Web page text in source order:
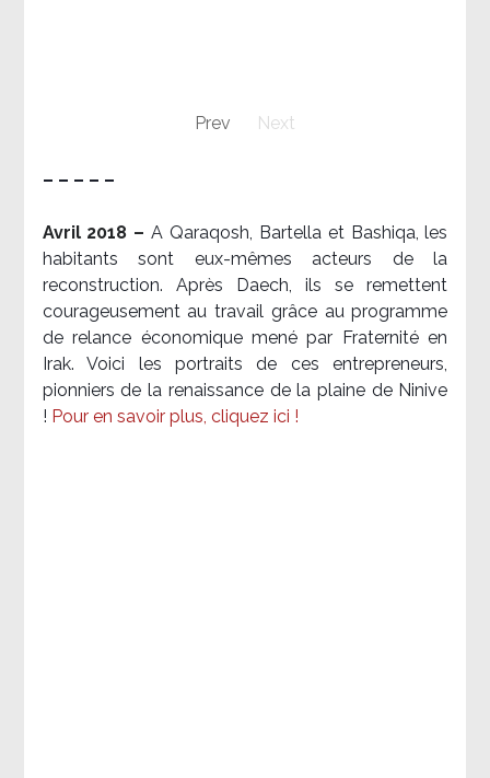
Prev Next
– – – – –
Avril 2018 –A Qaraqosh, Bartella et Bashiqa, les
habitants sont eux-mêmes acteurs de la
reconstruction. Après Daech, ils se remettent
courageusement au travail grâce au programme
de relance économique mené par Fraternité en
Irak. Voici les portraits de ces entrepreneurs,
pionniers de la renaissance de la plaine de Ninive
! Pour en savoir plus, cliquez ici !